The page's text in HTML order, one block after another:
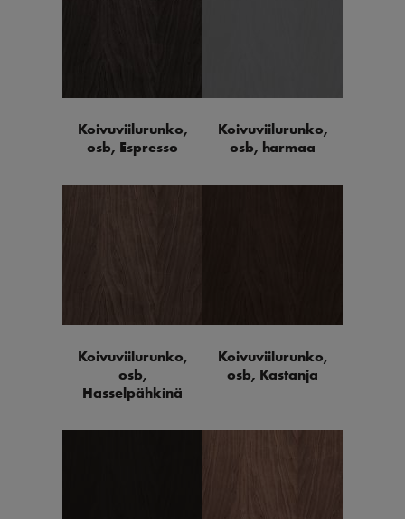
Koivuviilurunko,
osb, Espresso
Koivuviilurunko,
osb, harmaa
Koivuviilurunko,
osb,
Hasselpähkinä
Koivuviilurunko,
osb, Kastanja